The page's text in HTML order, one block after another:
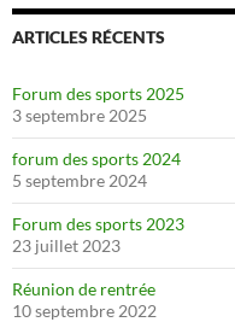
ARTICLES RÉCENTS
Forum des sports 2025
3 septembre 2025
forum des sports 2024
5 septembre 2024
Forum des sports 2023
23 juillet 2023
Réunion de rentrée
10 septembre 2022